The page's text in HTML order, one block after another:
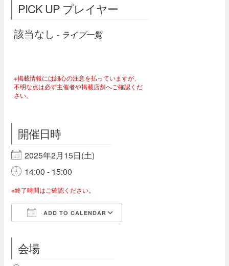
PICK UP プレイヤー
該当なし - ライブ一覧
※掲載情報には細心の注意を払っていますが、
不明な点は必ず主催者や掲載店舗へご確認くだ
さい。
開催日時
2025年2月15日(土)
14:00 - 15:00
※終了時間はご確認ください。
ADD TO CALENDAR
会場